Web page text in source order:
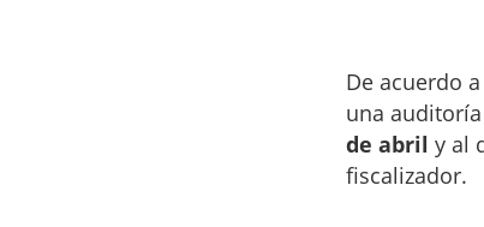
De acuerdo
una
de abril y al
fiscalizador.